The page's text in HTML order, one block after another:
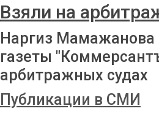
Взяли на
Наргиз Мамажанова
газеты
арбитражных судах
Публикации в СМИ